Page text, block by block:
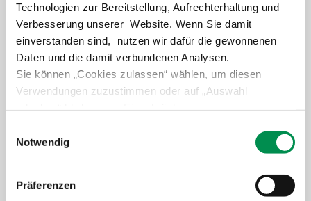
Technologien zur Bereitstellung, Aufrechterhaltung und
Verbesserung unserer Website. Wenn Sie damit
einverstanden sind, nutzen wir dafür die gewonnenen
Daten und die damit verbundenen Analysen.
Sie können „Cookies zulassen“ wählen, um diesen
Verwendungen zuzustimmen oder auf „Auswahl
detaillierteren Informationen. Erteilte Einwilligungen
Datenschutzerklärung
Notwendig
Präferenzen
Gartenbauzentrum Schleswig-Holstein, *
Thiensen 16